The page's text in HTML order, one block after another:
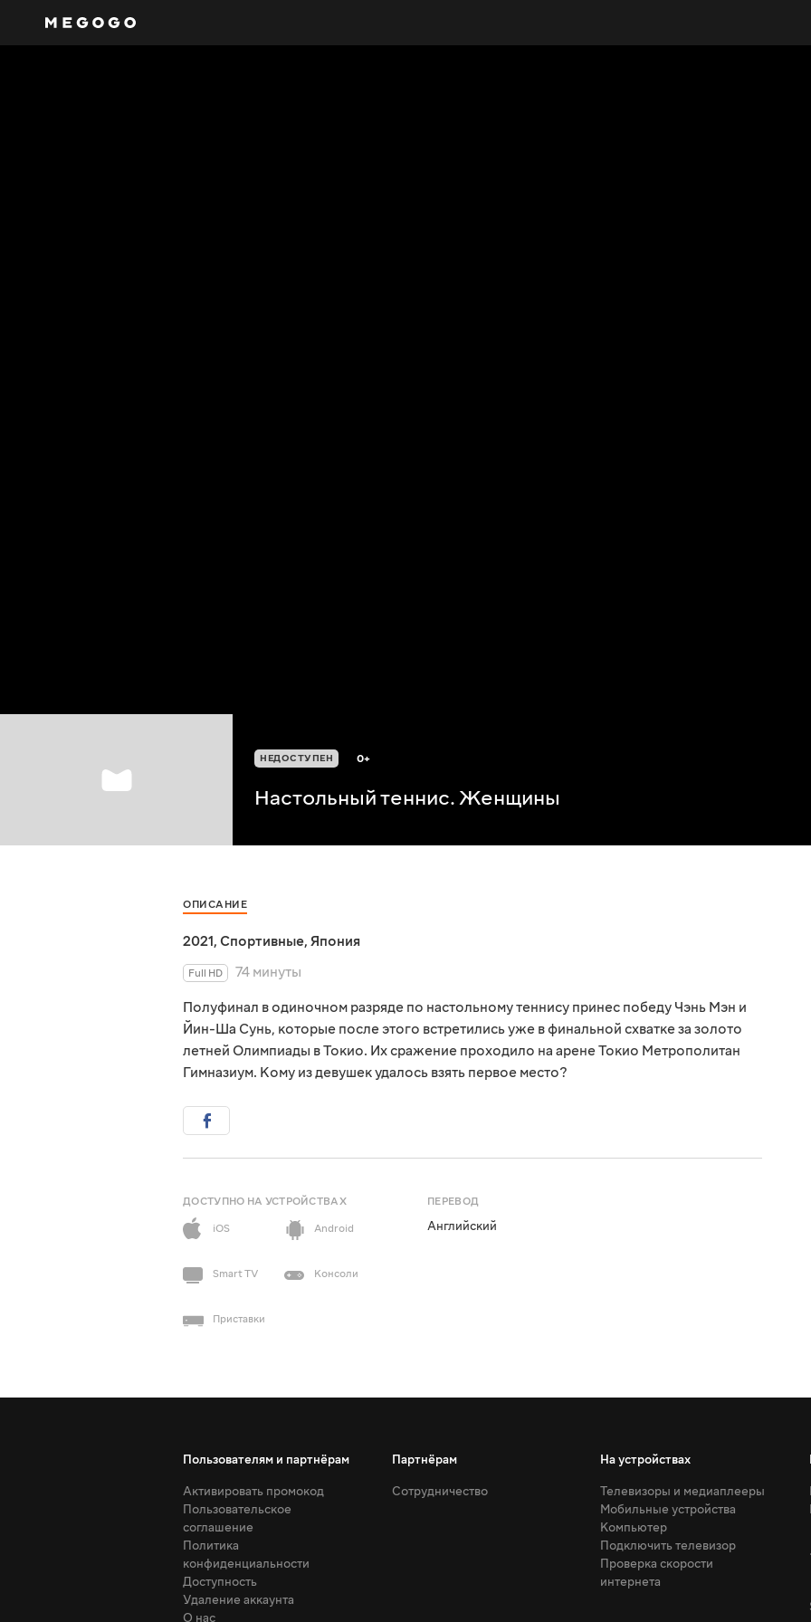
НЕДОСТУПЕН 0+
Настольный теннис. Женщины
ОПИСАНИЕ
2021, Спортивные, Япония
Full HD
74 минуты
Полуфинал в одиночном разряде по настольному теннису принес победу Чэнь Мэн и
Йин-Ша Сунь, которые после этого встретились уже в финальной схватке за золото
летней Олимпиады в Токио. Их сражение проходило на арене Токио Метрополитан
Гимназиум. Кому из девушек удалось взять первое место?
ДОСТУПНО НА УСТРОЙСТВАХ
iOS
Android
Smart TV Консоли
Приставки
ПЕРЕВОД
Английский
Пользователям и партнёрам
Активировать промокод
Пользовательское
соглашение
Политика
конфиденциальности
Доступность
Удаление аккаунта
О нас
Партнёрам
Сотрудничество
На устройствах
Телевизоры и медиаплееры
Мобильные устройства
Компьютер
Подключить телевизор
Проверка скорости
интернета